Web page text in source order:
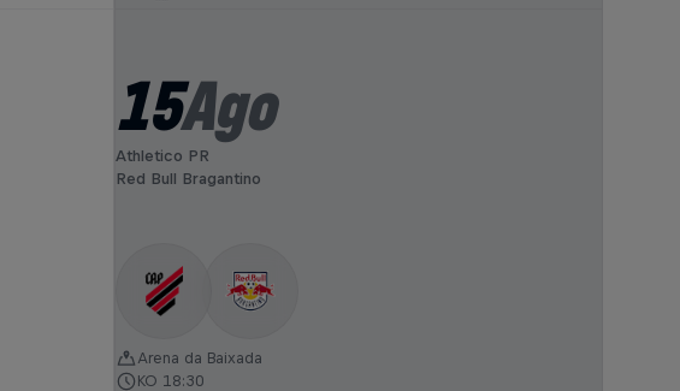
15Ago
Athletico PR
Red Bull Bragantino
Arena da Baixada
KO 18:30